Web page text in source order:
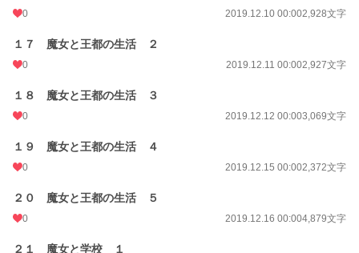
0 2019.12.10 00:002,928文字
１７ 魔女と王都の生活 ２
0 2019.12.11 00:002,927文字
１８ 魔女と王都の生活 ３
0 2019.12.12 00:003,069文字
１９ 魔女と王都の生活 ４
0 2019.12.15 00:002,372文字
２０ 魔女と王都の生活 ５
0 2019.12.16 00:004,879文字
２１ 魔女と学校 １